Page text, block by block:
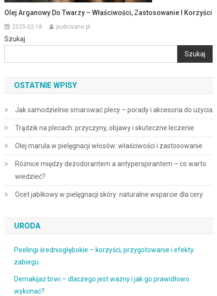
Olej Arganowy Do Twarzy – Właściwości, Zastosowanie I Korzyści
2025-02-18 pudrovane.pl
Szukaj
Szukaj
OSTATNIE WPISY
Jak samodzielnie smarować plecy – porady i akcesoria do użycia
Trądzik na plecach: przyczyny, objawy i skuteczne leczenie
Olej marula w pielęgnacji włosów: właściwości i zastosowanie
Różnice między dezodorantem a antyperspirantem – co warto
wiedzieć?
Ocet jabłkowy w pielęgnacji skóry: naturalne wsparcie dla cery
URODA
Peelingi średniogłębokie – korzyści, przygotowanie i efekty
zabiegu
Demakijaż brwi – dlaczego jest ważny i jak go prawidłowo
wykonać?